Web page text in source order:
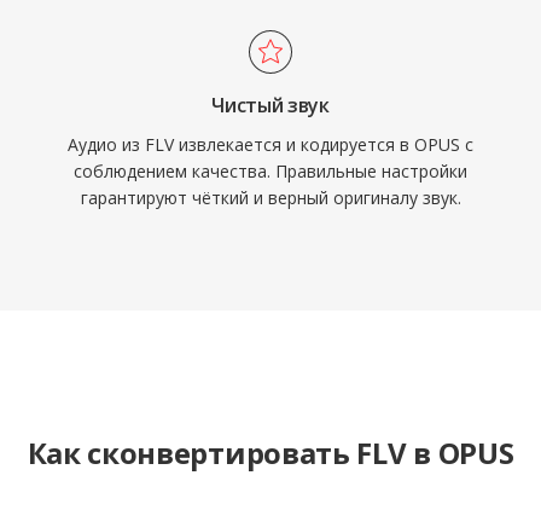
Чистый звук
Аудио из FLV извлекается и кодируется в OPUS с
соблюдением качества. Правильные настройки
гарантируют чёткий и верный оригиналу звук.
Как сконвертировать FLV в OPUS